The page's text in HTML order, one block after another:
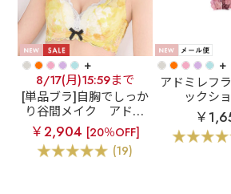
+
8/17(月)15:59まで
[単品ブラ]自胸でしっか
り谷間メイク
アドミ
レフラワー カシュクー
ルレース脇高ブラ(R) 単
品ブラジャー
￥2,904 [20％OFF]
(19)
+
アドミレフ
ックシ
￥